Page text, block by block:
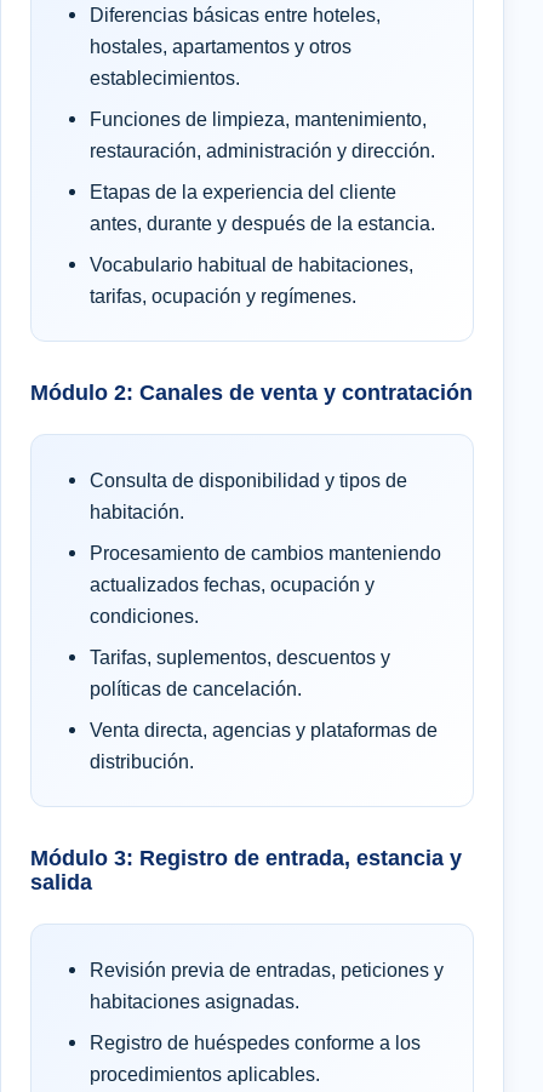
Diferencias básicas entre hoteles,
hostales, apartamentos y otros
establecimientos.
Funciones de limpieza, mantenimiento,
restauración, administración y dirección.
Etapas de la experiencia del cliente
antes, durante y después de la estancia.
Vocabulario habitual de habitaciones,
tarifas, ocupación y regímenes.
Módulo 2: Canales de venta y contratación
Consulta de disponibilidad y tipos de
habitación.
Procesamiento de cambios manteniendo
actualizados fechas, ocupación y
condiciones.
Tarifas, suplementos, descuentos y
políticas de cancelación.
Venta directa, agencias y plataformas de
distribución.
Módulo 3: Registro de entrada, estancia y
salida
Revisión previa de entradas, peticiones y
habitaciones asignadas.
Registro de huéspedes conforme a los
procedimientos aplicables.